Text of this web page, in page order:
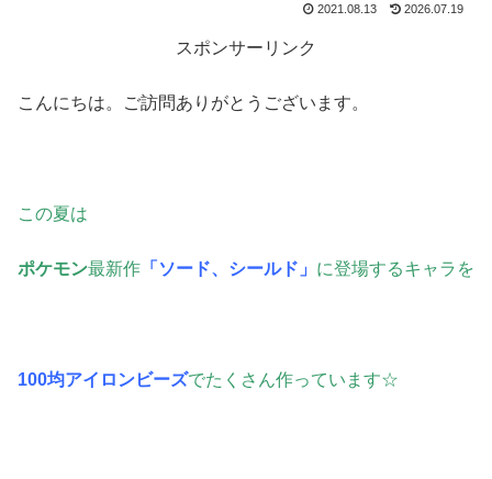
2021.08.13 2026.07.19
スポンサーリンク
こんにちは。ご訪問ありがとうございます。
この夏は
ポケモン最新作 「ソード、シールド」 に登場するキャラを
100均アイロンビーズでたくさん作っています☆